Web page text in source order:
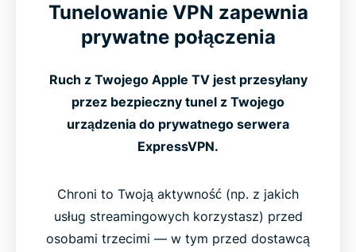
Tunelowanie VPN zapewnia
prywatne połączenia
Ruch z Twojego Apple TV jest przesyłany
przez bezpieczny tunel z Twojego
urządzenia do prywatnego serwera
ExpressVPN.
Chroni to Twoją aktywność (np. z jakich
usług streamingowych korzystasz) przed
osobami trzecimi — w tym przed dostawcą